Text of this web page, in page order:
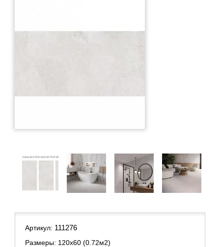
Артикул: 111276
Размеры: 120х60 (0.72м2)